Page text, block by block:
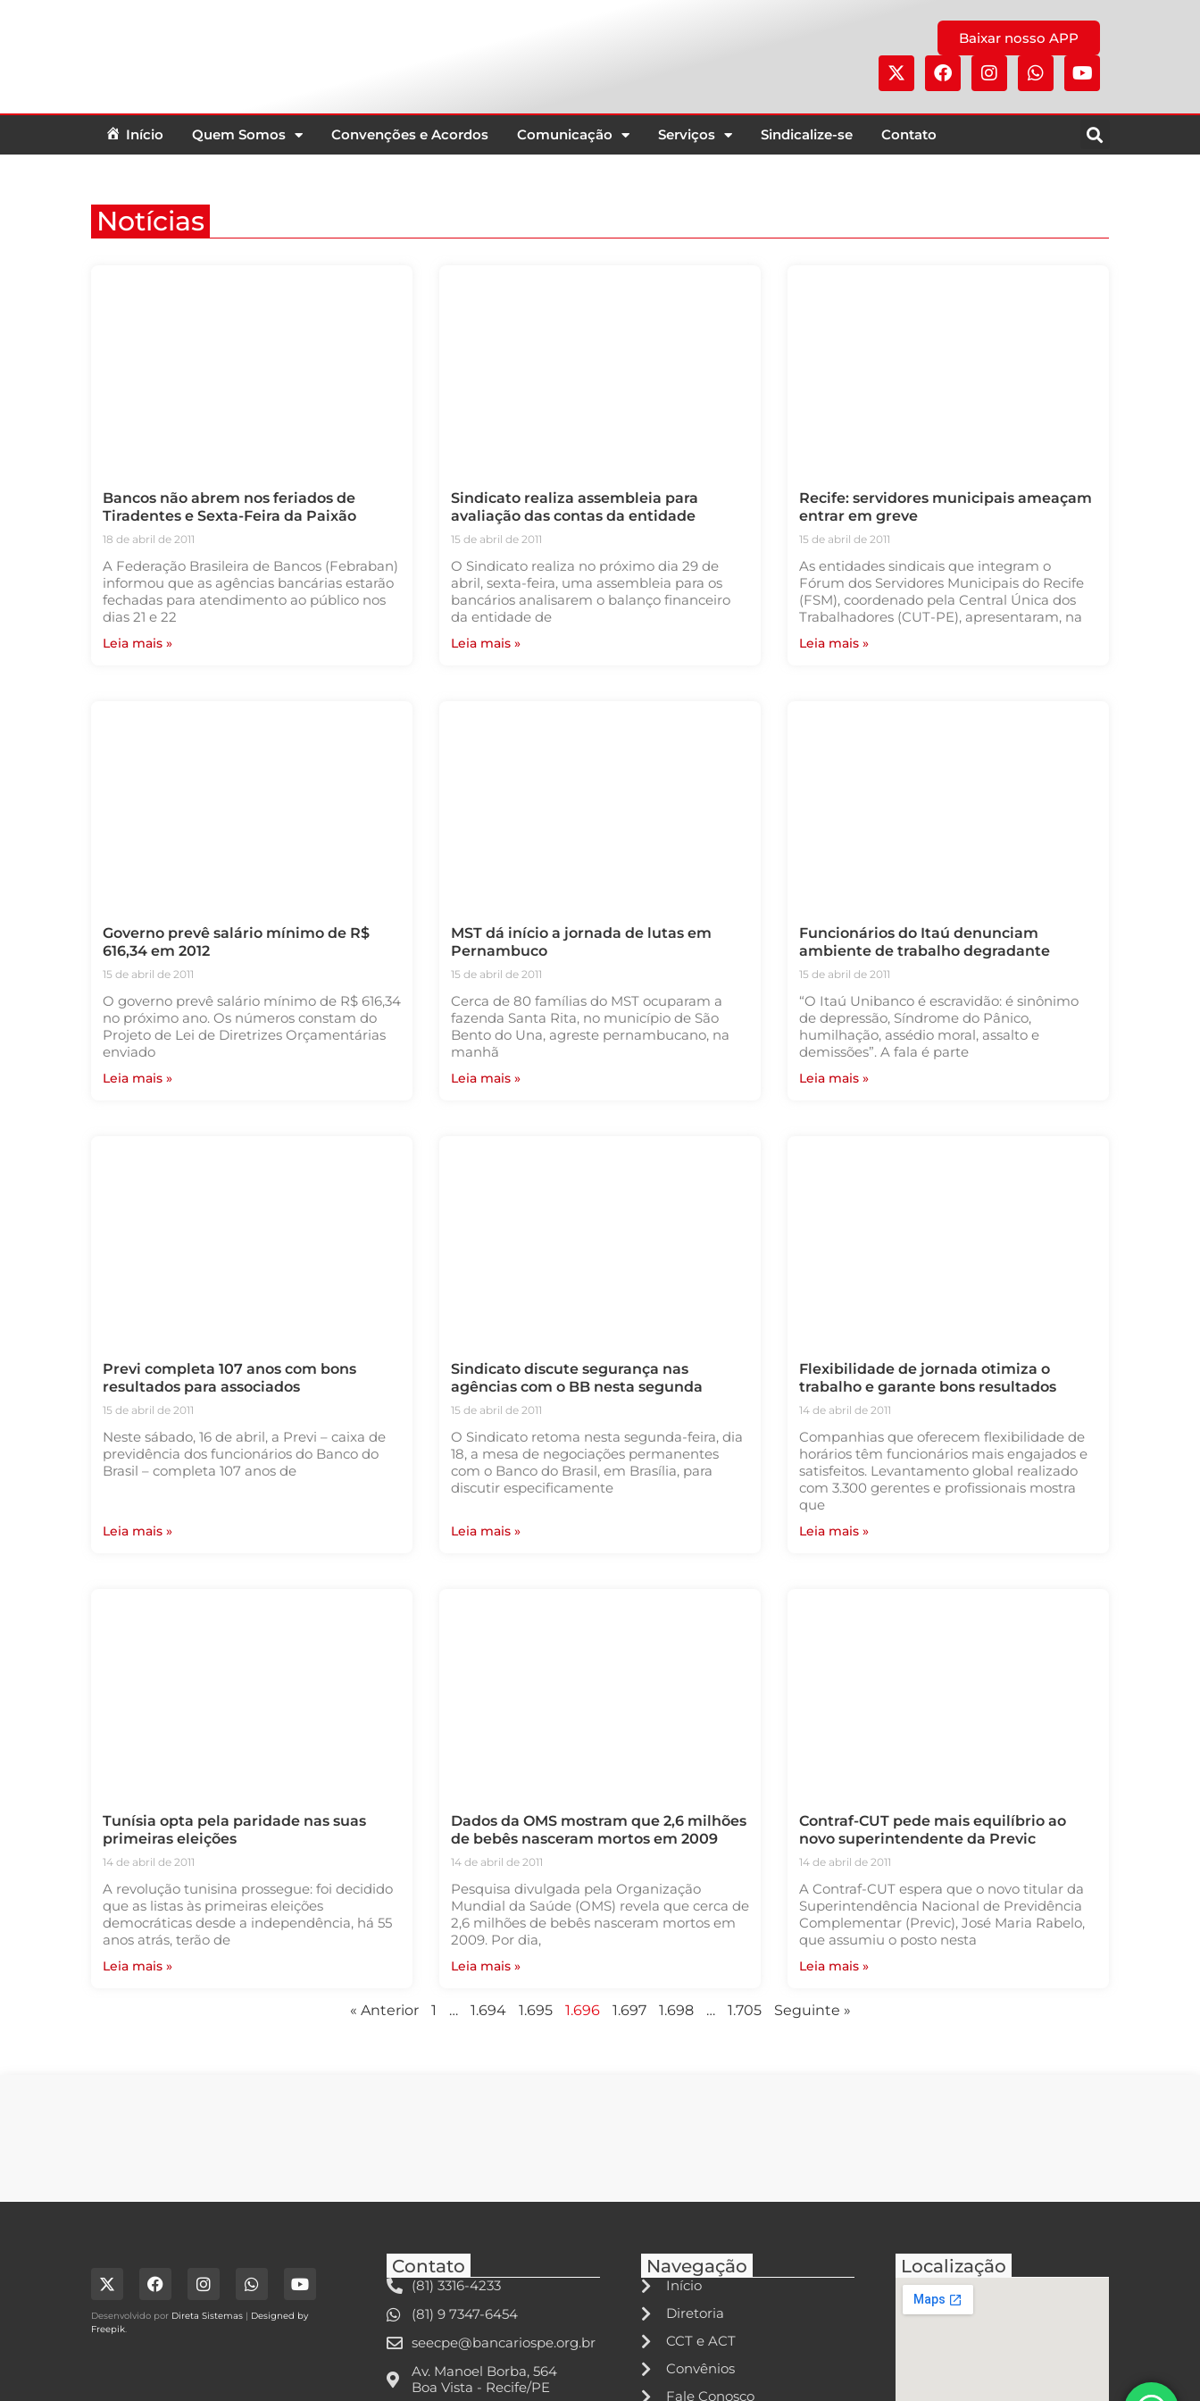
Baixar nosso APP
Início Quem Somos Convenções e Acordos Comunicação Serviços Sindicalize-se Contato
Notícias
Bancos não abrem nos feriados de
Tiradentes e Sexta-Feira da Paixão
18 de abril de 2011
A Federação Brasileira de Bancos (Febraban)
informou que as agências bancárias estarão
fechadas para atendimento ao público nos
dias 21 e 22
Leia mais »
Sindicato realiza assembleia para
avaliação das contas da entidade
15 de abril de 2011
O Sindicato realiza no próximo dia 29 de
abril, sexta-feira, uma assembleia para os
bancários analisarem o balanço financeiro
da entidade de
Leia mais »
Recife: servidores municipais ameaçam
entrar em greve
15 de abril de 2011
As entidades sindicais que integram o
Fórum dos Servidores Municipais do Recife
(FSM), coordenado pela Central Única dos
Trabalhadores (CUT-PE), apresentaram, na
Leia mais »
Governo prevê salário mínimo de R$
616,34 em 2012
15 de abril de 2011
O governo prevê salário mínimo de R$ 616,34
no próximo ano. Os números constam do
Projeto de Lei de Diretrizes Orçamentárias
enviado
Leia mais »
MST dá início a jornada de lutas em
Pernambuco
15 de abril de 2011
Cerca de 80 famílias do MST ocuparam a
fazenda Santa Rita, no município de São
Bento do Una, agreste pernambucano, na
manhã
Leia mais »
Funcionários do Itaú denunciam
ambiente de trabalho degradante
15 de abril de 2011
“O Itaú Unibanco é escravidão: é sinônimo
de depressão, Síndrome do Pânico,
humilhação, assédio moral, assalto e
demissões”. A fala é parte
Leia mais »
Previ completa 107 anos com bons
resultados para associados
15 de abril de 2011
Neste sábado, 16 de abril, a Previ – caixa de
previdência dos funcionários do Banco do
Brasil – completa 107 anos de
Leia mais »
Sindicato discute segurança nas
agências com o BB nesta segunda
15 de abril de 2011
O Sindicato retoma nesta segunda-feira, dia
18, a mesa de negociações permanentes
com o Banco do Brasil, em Brasília, para
discutir especificamente
Leia mais »
Flexibilidade de jornada otimiza o
trabalho e garante bons resultados
14 de abril de 2011
Companhias que oferecem flexibilidade de
horários têm funcionários mais engajados e
satisfeitos. Levantamento global realizado
com 3.300 gerentes e profissionais mostra
que
Leia mais »
Tunísia opta pela paridade nas suas
primeiras eleições
14 de abril de 2011
A revolução tunisina prossegue: foi decidido
que as listas às primeiras eleições
democráticas desde a independência, há 55
anos atrás, terão de
Leia mais »
Dados da OMS mostram que 2,6 milhões
de bebês nasceram mortos em 2009
14 de abril de 2011
Pesquisa divulgada pela Organização
Mundial da Saúde (OMS) revela que cerca de
2,6 milhões de bebês nasceram mortos em
2009. Por dia,
Leia mais »
Contraf-CUT pede mais equilíbrio ao
novo superintendente da Previc
14 de abril de 2011
A Contraf-CUT espera que o novo titular da
Superintendência Nacional de Previdência
Complementar (Previc), José Maria Rabelo,
que assumiu o posto nesta
Leia mais »
« Anterior 1 … 1.694 1.695 1.696 1.697 1.698 … 1.705 Seguinte »
Desenvolvido por Direta Sistemas | Designed by
Freepik.
Contato
(81) 3316-4233
(81) 9 7347-6454
seecpe@bancariospe.org.br
Av. Manoel Borba, 564
Boa Vista - Recife/PE
Navegação
Início
Diretoria
CCT e ACT
Convênios
Fale Conosco
Localização